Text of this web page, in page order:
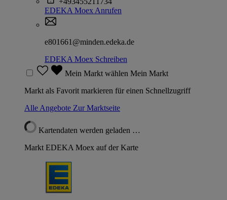
EDEKA Moex Anrufen
e801661@minden.edeka.de
EDEKA Moex Schreiben
Mein Markt wählen Mein Markt
Markt als Favorit markieren für einen Schnellzugriff
Alle Angebote Zur Marktseite
Kartendaten werden geladen …
Markt EDEKA Moex auf der Karte